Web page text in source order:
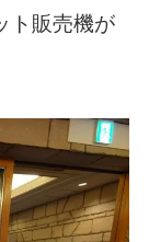
ト販売機が